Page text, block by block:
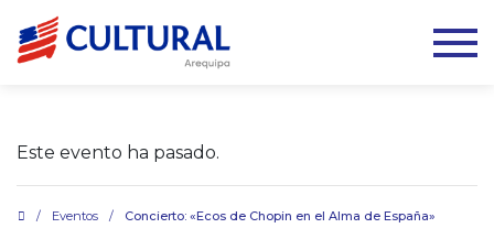
Este evento ha pasado.
/ Eventos / Concierto: «Ecos de Chopin en el Alma de España»